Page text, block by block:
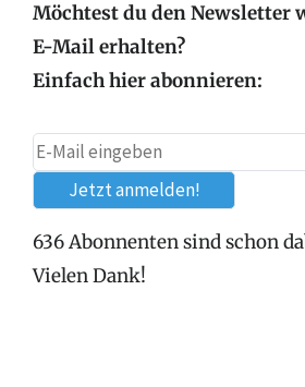
Möchtest du den Newsletter
E-Mail erhalten?
Einfach hier abonnieren:
636 Abonnenten sind schon
Vielen Dank!